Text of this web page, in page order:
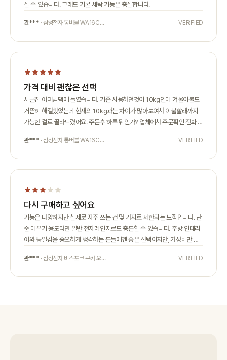
질 수 있습니다. 그래도 기본 세탁 기능은 충실합니다.
관***· 삼성전자 통버블 WA16C… VERIFIED
가격 대비 괜찮은 선택
시골집 어머님댁에 들였습니다. 기존 사용하던것이 10kg인데 겨울이불도
거뜬히 해결했었는데 현재의 10kg과는 차이가 많아보여서 이불빨래까지
가능한 걸로 골라드렸어요. 주문후 하루 뒤인가? 업체에서 주문확인 전화 주
가 좋은지 체크하십니다. 그리고 배송오는날은 출발할때 전화주셨고 도착예
까지 다해주셨다고 문자 주시네요. 본래쓰던 세탁기도 수거해 가셨답니다.
ㅎ 너~ 무 친절하셔서 기분좋았어요. 어제 가서 봤는데 세탁기 뚜껑이 변기
뚜껑처럼 천천히 닫겨서 신기했어요. ㅋ
관***· 삼성전자 통버블 WA16C… VERIFIED
다시 구매하고 싶어요
기능은 다양하지만 실제로 자주 쓰는 건 몇 가지로 제한되는 느낌입니다. 단
순 데우기 용도라면 일반 전자레인지로도 충분할 수 있습니다. 주방 인테리
어와 통일감을 중요하게 생각하는 분들에겐 좋은 선택이지만, 가성비만 보
관***· 삼성전자 비스포크 큐커 오… VERIFIED